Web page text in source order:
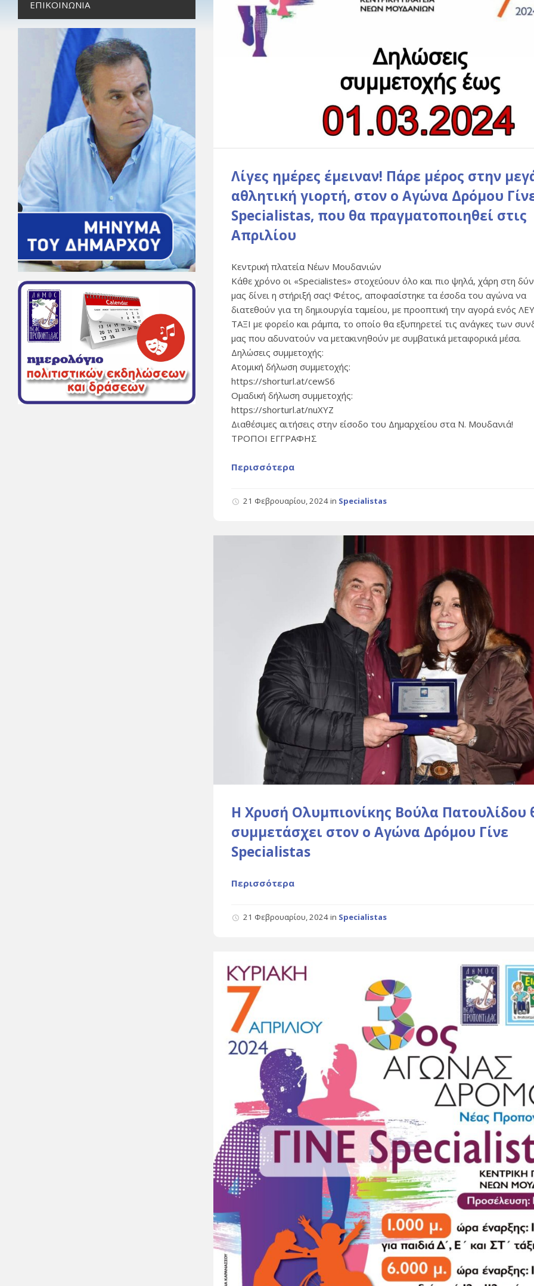
Λίγες ημέρες έμειναν! Πάρε μέρος στην
αθλητική γιορτή, στον ο Αγώνα Δρόμου
Specialistas, που θα πραγματοποιηθεί στις
Απριλίου
Κεντρική πλατεία Νέων Μουδανιών
Κάθε χρόνο οι «Specialistes» στοχεύουν όλο και πιο ψηλά, χάρη στη
μας δίνει η στήριξή σας! Φέτος, αποφασίστηκε τα έσοδα του αγώνα να
διατεθούν για τη δημιουργία ταμείου, με προοπτική την αγορά ενός
ΤΑΞΙ με φορείο και ράμπα, το οποίο θα εξυπηρετεί τις ανάγκες των
μας που αδυνατούν να μετακινηθούν με συμβατικά μεταφορικά μέσα.
Δηλώσεις συμμετοχής:
Ατομική δήλωση συμμετοχής:
https://shorturl.at/cewS6
Ομαδική δήλωση συμμετοχής:
https://shorturl.at/nuXYZ
Διαθέσιμες αιτήσεις στην είσοδο του Δημαρχείου στα Ν. Μουδανιά!
ΤΡΟΠΟΙ ΕΓΓΡΑΦΗΣ
Περισσότερα
21 Φεβρουαρίου, 2024in Specialistas
Η Χρυσή Ολυμπιονίκης Βούλα Πατουλίδου
συμμετάσχει στον ο Αγώνα Δρόμου Γίνε
Specialistas
Περισσότερα
21 Φεβρουαρίου, 2024in Specialistas
ΕΠΙΚΟΙΝΩΝΊΑ